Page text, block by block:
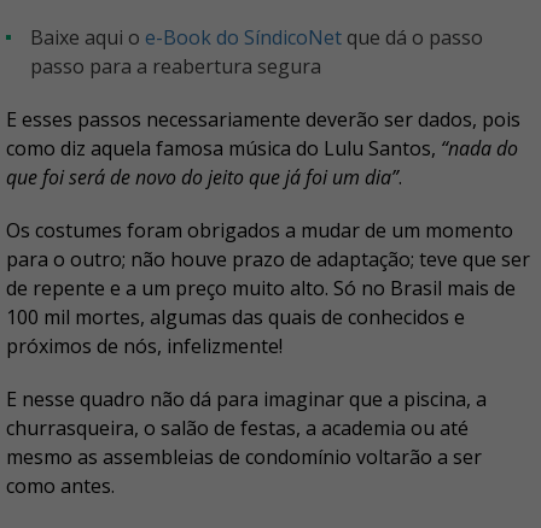
Baixe aqui o e-Book do SíndicoNet que dá o passo
passo para a reabertura segura
E esses passos necessariamente deverão ser dados, pois
como diz aquela famosa música do Lulu Santos, “nada do
que foi será de novo do jeito que já foi um dia”.
Os costumes foram obrigados a mudar de um momento
para o outro; não houve prazo de adaptação; teve que ser
de repente e a um preço muito alto. Só no Brasil mais de
100 mil mortes, algumas das quais de conhecidos e
próximos de nós, infelizmente!
E nesse quadro não dá para imaginar que a piscina, a
churrasqueira, o salão de festas, a academia ou até
mesmo as assembleias de condomínio voltarão a ser
como antes.